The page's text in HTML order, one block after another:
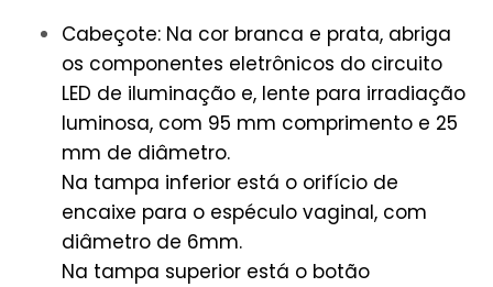
Cabeçote: Na cor branca e prata, abriga
os componentes eletrônicos do circuito
LED de iluminação e, lente para irradiação
luminosa, com 95 mm comprimento e 25
mm de diâmetro.
Na tampa inferior está o orifício de
encaixe para o espéculo vaginal, com
diâmetro de 6mm.
Na tampa superior está o botão